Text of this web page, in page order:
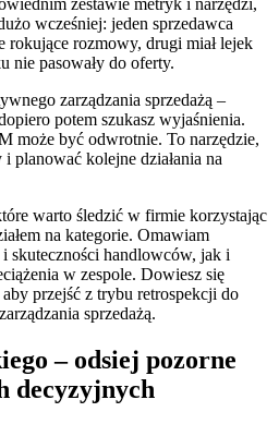
wcześniej: jeden sprzedawca
rokujące rozmowy, drugi miał lejek
nie pasowały do oferty.
zarządzania sprzedażą –
potem szukasz wyjaśnienia.
może być odwrotnie. To narzędzie,
planować kolejne działania na
warto śledzić w firmie korzystając
na kategorie. Omawiam
skuteczności handlowców, jak i
w zespole. Dowiesz się
przejść z trybu retrospekcji do
sprzedażą.
– odsiej pozorne
decyzyjnych